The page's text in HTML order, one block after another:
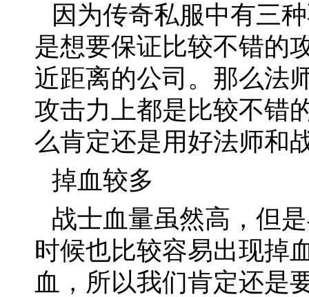
因为传奇私服中有三
是想要保证比较不错的
近距离的公司。那么法
攻击力上都是比较不错
么肯定还是用好法师和
掉血较多
战士血量虽然高，但
时候也比较容易出现掉
血，所以我们肯定还是